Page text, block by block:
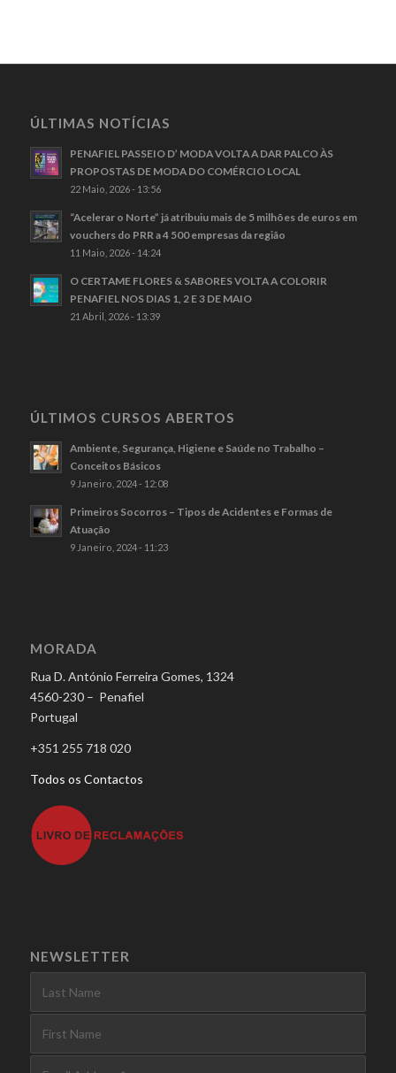
ÚLTIMAS NOTÍCIAS
PENAFIEL PASSEIO D’ MODA VOLTA A DAR PALCO ÀS
PROPOSTAS DE MODA DO COMÉRCIO LOCAL
22 Maio, 2026 - 13:56
“Acelerar o Norte” já atribuiu mais de 5 milhões de euros em
vouchers do PRR a 4 500 empresas da região
11 Maio, 2026 - 14:24
O CERTAME FLORES & SABORES VOLTA A COLORIR
PENAFIEL NOS DIAS 1, 2 E 3 DE MAIO
21 Abril, 2026 - 13:39
ÚLTIMOS CURSOS ABERTOS
Ambiente, Segurança, Higiene e Saúde no Trabalho –
Conceitos Básicos
9 Janeiro, 2024 - 12:08
Primeiros Socorros – Tipos de Acidentes e Formas de
Atuação
9 Janeiro, 2024 - 11:23
MORADA
Rua D. António Ferreira Gomes, 1324
4560-230 – Penafiel
Portugal
+351 255 718 020
Todos os Contactos
NEWSLETTER